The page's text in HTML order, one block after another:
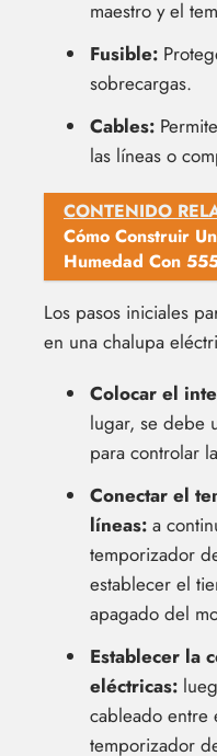
maestro y el
Fusible:
sobrecargas.
Cables:
las líneas o
CONTENIDO
Cómo Construir
Humedad Con
Los pasos iniciales
en una chalupa
Colocar el
lugar, se debe
para controlar
Conectar el
líneas: a
temporizador
establecer el
apagado del
Establecer la
eléctricas:
cableado entre
temporizador